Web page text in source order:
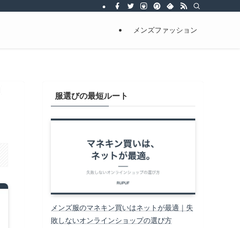
メンズファッション
服選びの最短ルート
メンズ服のマネキン買いはネットが最適｜失
敗しないオンラインショップの選び方